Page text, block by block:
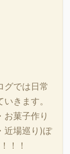
グでは日常
きます。
お菓子作り
近場巡り)ぽ
！！